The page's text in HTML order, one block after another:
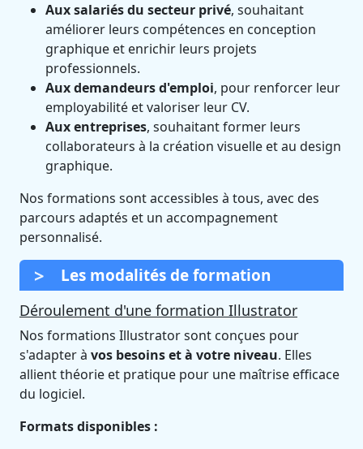
Aux salariés du secteur privé, souhaitant
améliorer leurs compétences en conception
graphique et enrichir leurs projets
professionnels.
Aux demandeurs d'emploi, pour renforcer leur
employabilité et valoriser leur CV.
Aux entreprises, souhaitant former leurs
collaborateurs à la création visuelle et au design
graphique.
Nos formations sont accessibles à tous, avec des
parcours adaptés et un accompagnement
personnalisé.
Les modalités de formation
Déroulement d'une formation Illustrator
Nos formations Illustrator sont conçues pour
s'adapter à vos besoins et à votre niveau. Elles
allient théorie et pratique pour une maîtrise efficace
du logiciel.
Formats disponibles :